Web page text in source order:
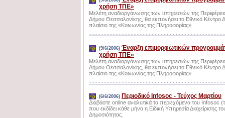
χρήση ΤΠΕ»
Μελέτη αναδιοργάνωσης των υπηρεσιών της
Δήμου Θεσσαλονίκης, θα εκπονήσει το Εθνικό Κέντρο
πλαίσιο της «Κοινωνίας της Πληροφορίας».
(9/6/2006) Έναρξη επιμορφωτικών
χρήση ΤΠΕ»
Μελέτη αναδιοργάνωσης των υπηρεσιών της
Δήμου Θεσσαλονίκης, θα εκπονήσει το Εθνικό Κέντρο
πλαίσιο της «Κοινωνίας της Πληροφορίας».
(6/6/2006) Περιοδικό Infosoc - Τεύχος Μαρτίου
Διαβάστε online αναλυτικά τα περιεχόμενα του Infosoc
που εκδίδει κάθε μήνα η Ειδική Υπηρεσία
Δημοσιότητας.